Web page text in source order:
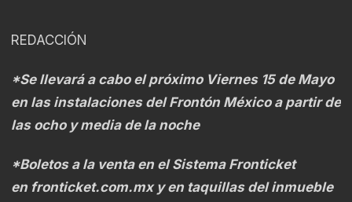
REDACCIÓN
*Se llevará a cabo el próximo Viernes 15 de Mayo
en las instalaciones del Frontón México a partir de
las ocho y media de la noche
*Boletos a la venta en el Sistema Fronticket
en fronticket.com.mxy en taquillas del inmueble